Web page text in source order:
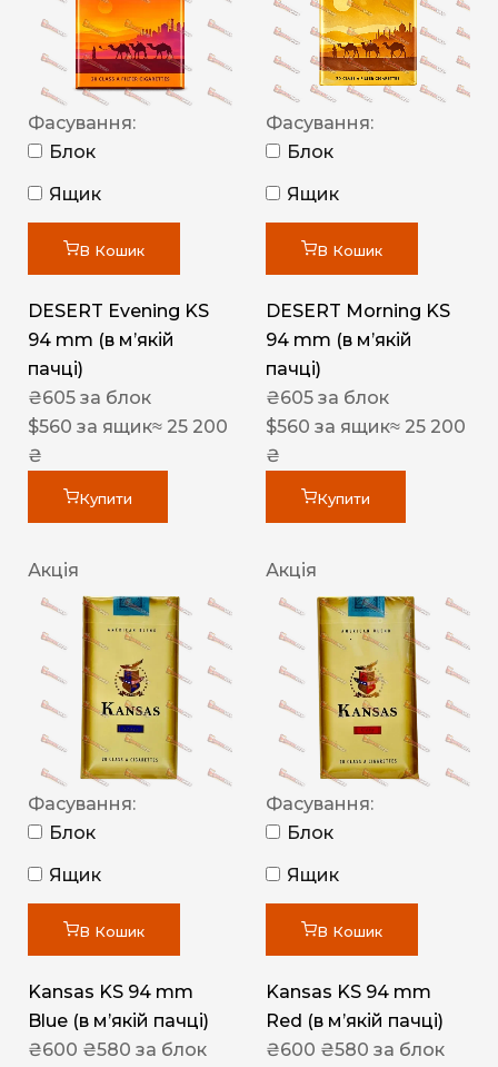
Фасування:
Блок
Ящик
В Кошик
DESERT Evening KS
94 mm (в мʼякій
пачці)
₴605 за блок
$560 за ящик≈ 25 200
₴
Купити
Фасування:
Блок
Ящик
В Кошик
DESERT Morning KS
94 mm (в мʼякій
пачці)
₴605 за блок
$560 за ящик≈ 25 200
₴
Купити
Акція
Фасування:
Блок
Ящик
В Кошик
Kansas KS 94 mm
Blue (в мʼякій пачці)
₴600 ₴580 за блок
Акція
Фасування:
Блок
Ящик
В Кошик
Kansas KS 94 mm
Red (в мʼякій пачці)
₴600 ₴580 за блок